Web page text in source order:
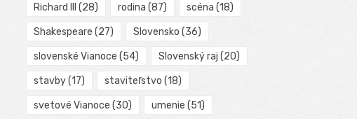
Richard III (28) rodina (87) scéna (18)
Shakespeare (27) Slovensko (36)
slovenské Vianoce (54) Slovenský raj (20)
stavby(17) staviteľstvo (18)
svetové Vianoce (30) umenie (51)